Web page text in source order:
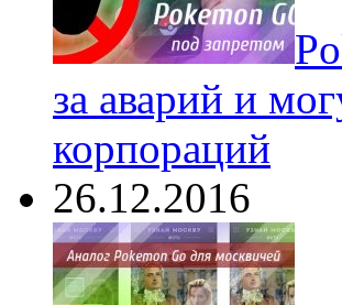
за аварий и
корпораций
26.12.2016